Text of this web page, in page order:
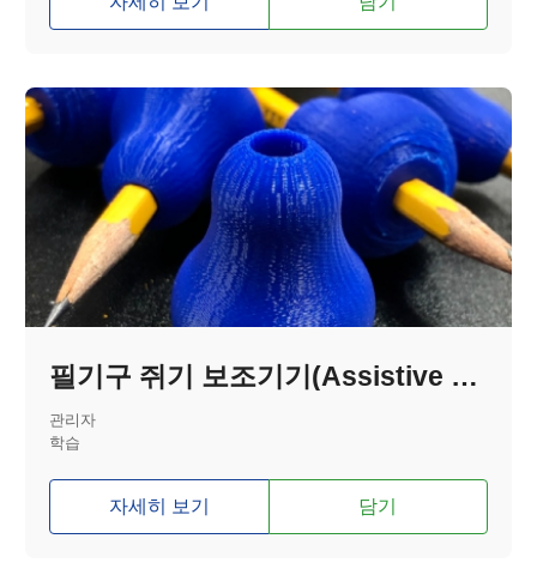
필기구 쥐기 보조기기(Assistive Pencil Grip)
관리자
학습
자세히 보기 담기